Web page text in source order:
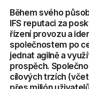
Během svého
IFS reputaci za
řízení provozu a
společnostem po
jednat agilně a
prospěch.
cílových trzích